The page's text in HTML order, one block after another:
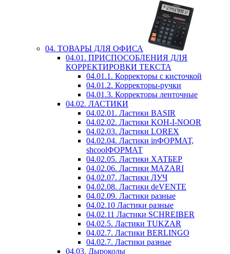
04. ТОВАРЫ ДЛЯ ОФИСА
04.01. ПРИСПОСОБЛЕНИЯ ДЛЯ
КОРРЕКТИРОВКИ ТЕКСТА
04.01.1. Корректоры с кисточкой
04.01.2. Корректоры-ручки
04.01.3. Корректоры ленточные
04.02. ЛАСТИКИ
04.02.01. Ластики BASIR
04.02.02. Ластики KOH-I-NOOR
04.02.03. Ластики LOREX
04.02.04. Ластики inФОРМАТ,
shcoolФОРМАТ
04.02.05. Ластики ХАТБЕР
04.02.06. Ластики MAZARI
04.02.07. Ластики ЛУЧ
04.02.08. Ластики deVENTE
04.02.09. Ластики разные
04.02.10 Ластики разные
04.02.11 Ластики SCHREIBER
04.02.5. Ластики TUKZAR
04.02.7. Ластики BERLINGO
04.02.7. Ластики разные
04.03. Дыроколы